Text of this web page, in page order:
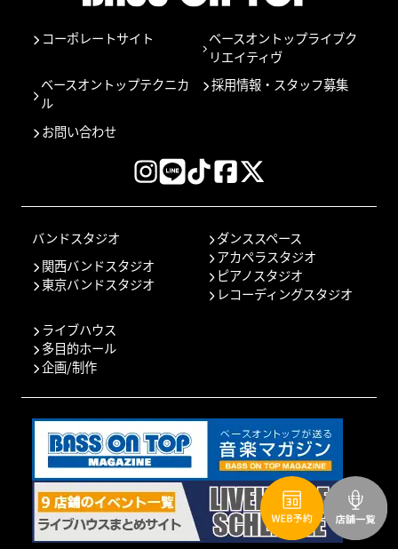
コーポレートサイト
ベースオントップライブク
リエイティヴ
ベースオントップテクニカ
ル
採用情報・スタッフ募集
お問い合わせ
バンドスタジオ
関西バンドスタジオ
東京バンドスタジオ
ダンススペース
アカペラスタジオ
ピアノスタジオ
レコーディングスタジオ
ライブハウス
多目的ホール
企画/制作